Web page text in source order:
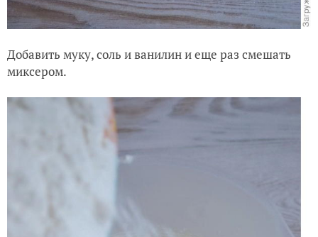
Добавить муку, соль и ванилин и еще раз смешать
миксером.